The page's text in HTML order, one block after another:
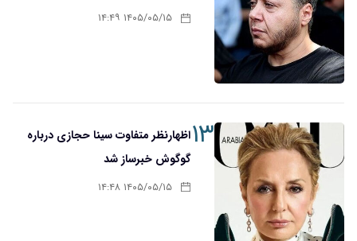
۱۴۰۵/۰۵/۱۵ ۱۴:۴۹
۱۳اظهارنظر متفاوت سینا حجازی درباره
گوگوش خبرساز شد
۱۴۰۵/۰۵/۱۵ ۱۴:۴۸